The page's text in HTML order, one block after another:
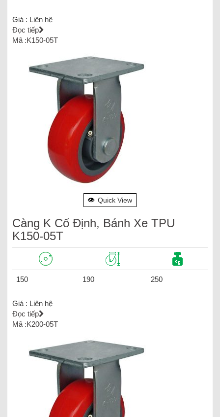
Giá : Liên hệ
Đọc tiếp
Mã :K150-05T
Quick View
Càng K Cố Định, Bánh Xe TPU
K150-05T
150 190 250
Giá : Liên hệ
Đọc tiếp
Mã :K200-05T